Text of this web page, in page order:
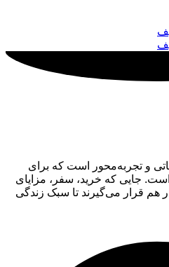
و تجربه‌محور است که برای
جایی که خرید، سفر، مزایای
قرار می‌گیرند تا سبک زندگی